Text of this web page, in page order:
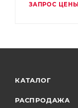
ЗАПРОС ЦЕНЫ
КАТАЛОГ
РАСПРОДАЖА